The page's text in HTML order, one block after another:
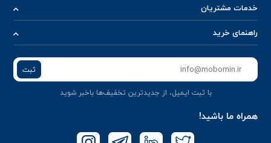
خدمات مشتریان
راهنمای خرید
ثبت
با ثبت ایمیل، از جدید‌ترین تخفیف‌ها با‌خبر شوید
همراه ما باشید!